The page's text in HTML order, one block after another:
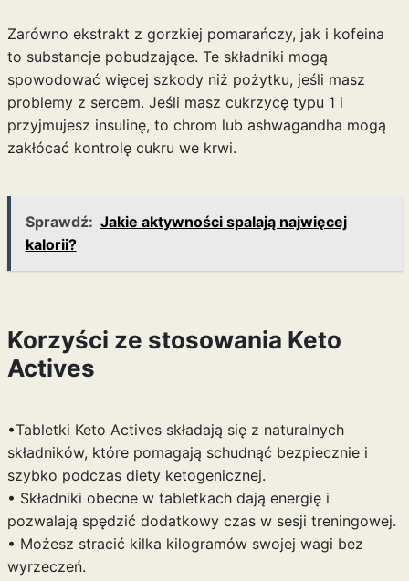
Zarówno ekstrakt z gorzkiej pomarańczy, jak i kofeina
to substancje pobudzające. Te składniki mogą
spowodować więcej szkody niż pożytku, jeśli masz
problemy z sercem. Jeśli masz cukrzycę typu 1 i
przyjmujesz insulinę, to chrom lub ashwagandha mogą
zakłócać kontrolę cukru we krwi.
Sprawdź: Jakie aktywności spalają najwięcej
kalorii?
Korzyści ze stosowania Keto
Actives
•Tabletki Keto Actives składają się z naturalnych
składników, które pomagają schudnąć bezpiecznie i
szybko podczas diety ketogenicznej.
• Składniki obecne w tabletkach dają energię i
pozwalają spędzić dodatkowy czas w sesji treningowej.
• Możesz stracić kilka kilogramów swojej wagi bez
wyrzeczeń.